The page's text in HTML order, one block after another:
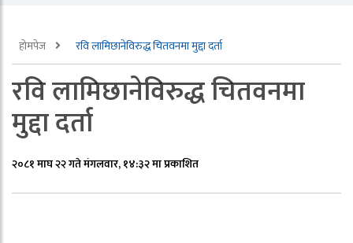
होमपेज रवि लामिछानेविरुद्ध चितवनमा मुद्दा दर्ता
रवि लामिछानेविरुद्ध चितवनमा
मुद्दा दर्ता
२०८१ माघ २२ गते मंगलवार, १४:३२ मा प्रकाशित